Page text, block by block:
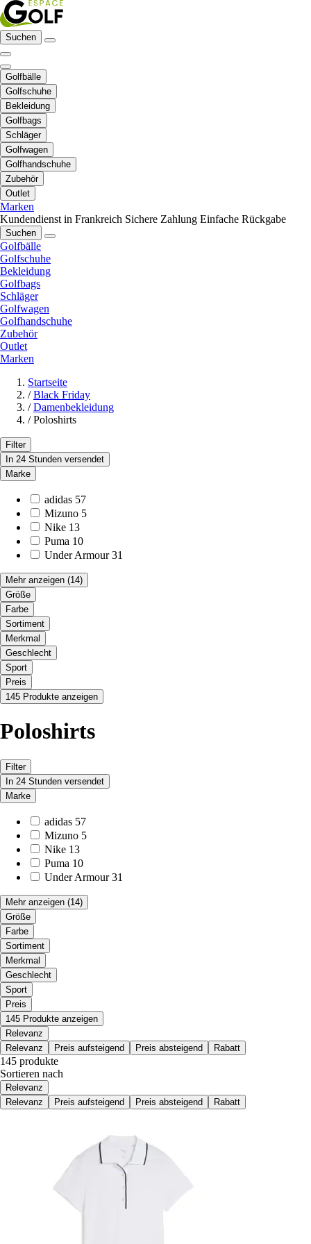
Suchen
Golfbälle
Golfschuhe
Bekleidung
Golfbags
Schläger
Golfwagen
Golfhandschuhe
Zubehör
Outlet
Marken
Kundendienst in Frankreich Sichere Zahlung Einfache Rückgabe
Suchen
Golfbälle
Golfschuhe
Bekleidung
Golfbags
Schläger
Golfwagen
Golfhandschuhe
Zubehör
Outlet
Marken
Startseite
/ Black Friday
/ Damenbekleidung
/ Poloshirts
Filter
In 24 Stunden versendet
Marke
adidas 57
Mizuno 5
Nike 13
Puma 10
Under Armour 31
Mehr anzeigen (14)
Größe
Farbe
Sortiment
Merkmal
Geschlecht
Sport
Preis
145 Produkte anzeigen
Poloshirts
Filter
In 24 Stunden versendet
Marke
adidas 57
Mizuno 5
Nike 13
Puma 10
Under Armour 31
Mehr anzeigen (14)
Größe
Farbe
Sortiment
Merkmal
Geschlecht
Sport
Preis
145 Produkte anzeigen
Relevanz
Relevanz
Preis aufsteigend Preis absteigend Rabatt
145 produkte
Sortieren nach
Relevanz
Relevanz
Preis aufsteigend Preis absteigend Rabatt